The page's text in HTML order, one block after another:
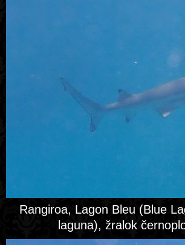
Rangiroa, Lagon Bleu (Blue
laguna), žralok